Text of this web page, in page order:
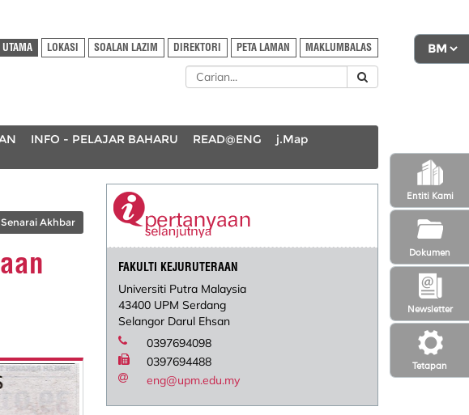
Tetapan
Newsletter
Entiti Kami
Dokumen
UTAMA LOKASI SOALAN LAZIM DIREKTORI PETA LAMAN MAKLUMBALAS
INFO - PELAJAR BAHARU READ@ENG
j.Map
Senarai Akhbar
FAKULTI KEJURUTERAAN
Universiti Putra Malaysia
43400 UPM Serdang
Selangor Darul Ehsan
0397694098
0397694488
eng@upm.edu.my